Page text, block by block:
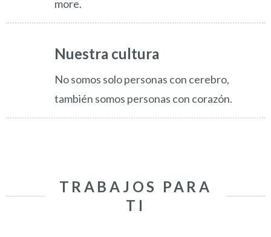
more.
Nuestra cultura
No somos solo personas con cerebro,
también somos personas con corazón.
TRABAJOS PARA
TI